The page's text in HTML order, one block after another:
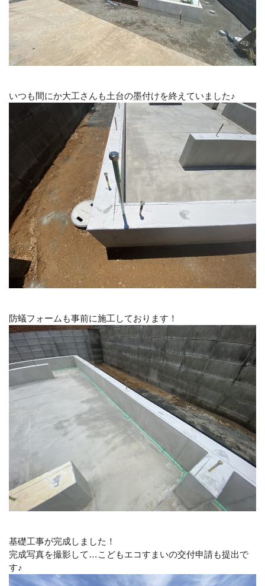
いつも間にか大工さんも土台の墨付けを終えていました♪
防蟻フォームも事前に施工しております！
基礎工事が完成しました！
完成写真を撮影して…こどもエコすまいの交付申請も提出で
す♪